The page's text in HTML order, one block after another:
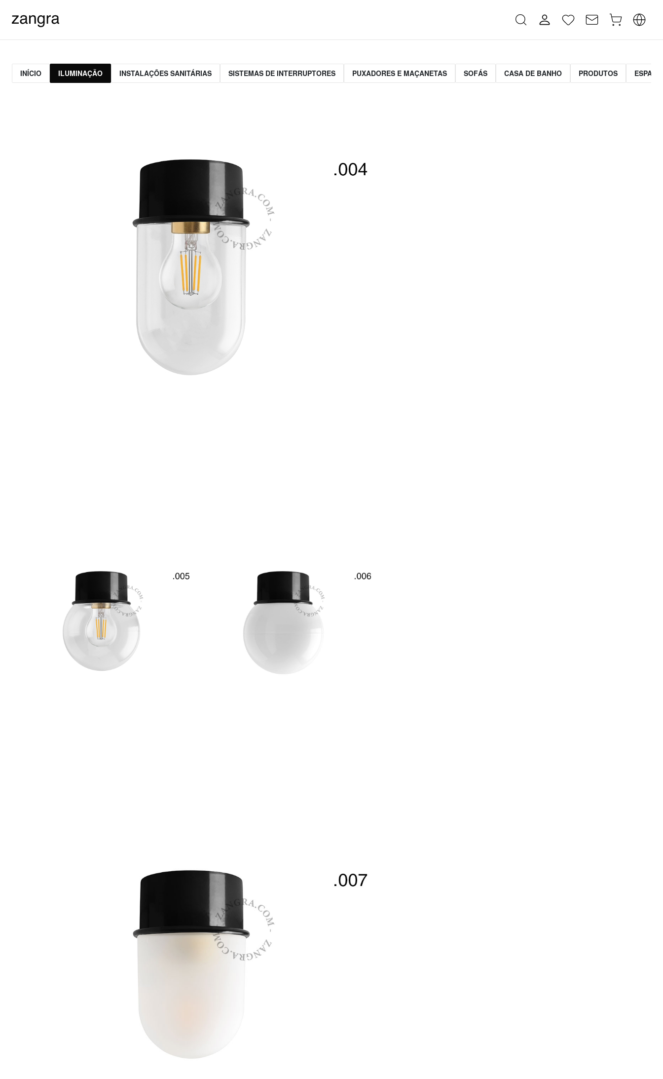
INÍCIO ILUMINAÇÃO INSTALAÇÕES SANITÁRIAS SISTEMAS DE INTERRUPTORES PUXADORES E MAÇANETAS SOFÁS CASA DE BANHO PRODUTOS